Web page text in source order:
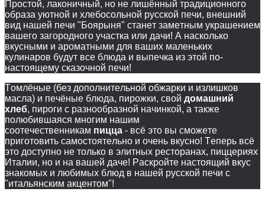
Простой, лаконичный, но не лишённый традиционного
образа уютной и хлебосольной русской печи, внешний
вид нашей печи "Боярыня" станет заметным украшением
вашего загородного участка или дачи! А насколько
вкусными и ароматными для ваших маленьких
кулинаров будут все блюда и выпечка из этой по-
настоящему сказочной печи!
Томлёные (без дополнительной обжарки и излишков
масла) и печёные блюда, пирожки, свой домашний
хлеб, пироги с разнообразной начинкой, а также
полюбившаяся многим нашим
соотечественникам пицца - всё это вы сможете
приготовить самостоятельно и очень вкусно! Теперь всё
это доступно не только в элитных ресторанах, пиццериях
Италии, но и на вашей даче! Раскройте настоящий вкус
знакомых и любимых блюд в нашей русской печи с
"итальянским акцентом"!